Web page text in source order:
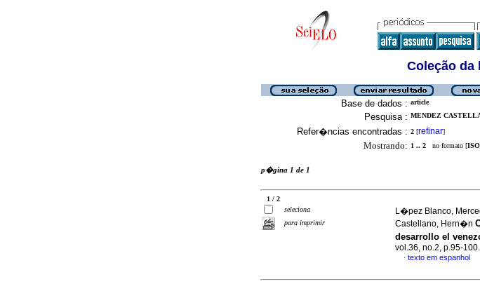
Coleção da
Base de dados : article
Pesquisa : MENDEZ
Refer�ncias encontradas : 2 [refinar]
Mostrando: 1 .. 2 no formato [
p�gina 1 de 1
1 / 2
seleciona
para imprimir
L�pez Blanco,
Castellano, Hern�n
desarrollo el
vol.36, no.2, p.95-
· texto em espanhol